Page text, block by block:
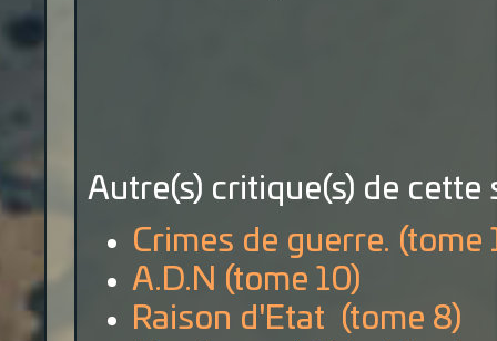
Autre(s) critique(s) de cette
Crimes de guerre. (tome
A.D.N (tome 10)
Raison d'Etat (tome 8)